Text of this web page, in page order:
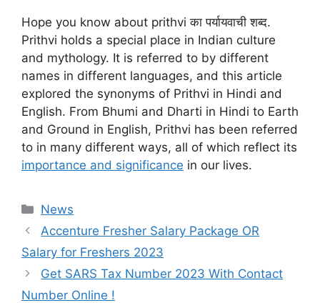
Hope you know about prithvi का पर्यायवाची शब्द.
Prithvi holds a special place in Indian culture
and mythology. It is referred to by different
names in different languages, and this article
explored the synonyms of Prithvi in Hindi and
English. From Bhumi and Dharti in Hindi to Earth
and Ground in English, Prithvi has been referred
to in many different ways, all of which reflect its
importance and significance in our lives.
Categories
News
Accenture Fresher Salary Package OR
Salary for Freshers 2023
Get SARS Tax Number 2023 With Contact
Number Online !